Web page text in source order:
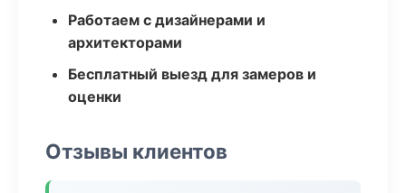
Работаем с дизайнерами и
архитекторами
Бесплатный выезд для замеров и
оценки
Отзывы клиентов